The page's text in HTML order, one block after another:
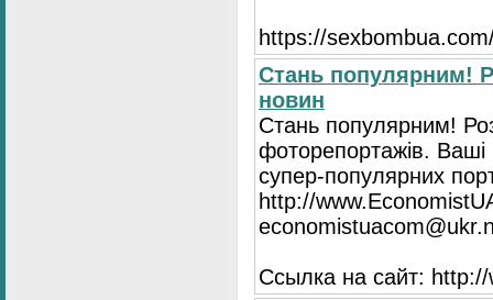
https://
Стань популярним!
новин
Стань популярним!
фоторепортажів. Ваші
супер-популярних
http://
Ссылка на сайт: